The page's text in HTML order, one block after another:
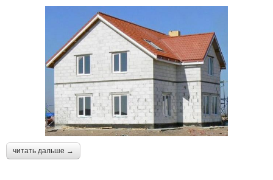
читать дальше →